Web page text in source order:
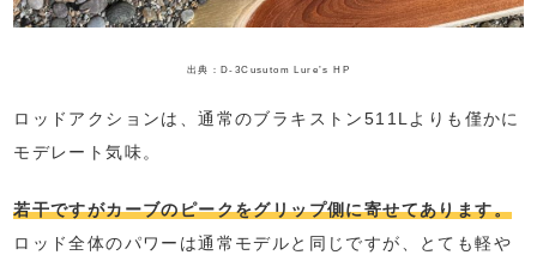
出典：D-3Cusutom Lure’s HP
ロッドアクションは、通常のブラキストン511Lよりも僅かに
モデレート気味。
若干ですがカーブのピークをグリップ側に寄せてあります。
ロッド全体のパワーは通常モデルと同じですが、とても軽や